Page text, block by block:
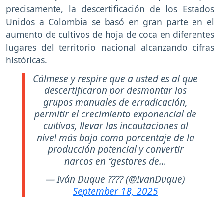
precisamente, la descertificación de los Estados
Unidos a Colombia se basó en gran parte en el
aumento de cultivos de hoja de coca en diferentes
lugares del territorio nacional alcanzando cifras
históricas.
Cálmese y respire que a usted es al que
descertificaron por desmontar los
grupos manuales de erradicación,
permitir el crecimiento exponencial de
cultivos, llevar las incautaciones al
nivel más bajo como porcentaje de la
producción potencial y convertir
narcos en “gestores de…
— Iván Duque ???? (@IvanDuque)
September 18, 2025